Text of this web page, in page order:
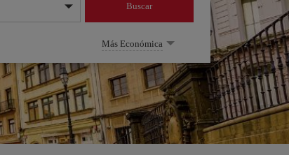
año
Buscar
Más Económica